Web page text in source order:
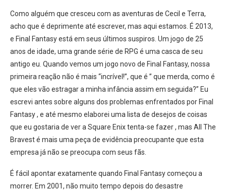
Como alguém que cresceu com as aventuras de Cecil e Terra,
acho que é deprimente até escrever, mas aqui estamos. É 2013,
e Final Fantasy está em seus últimos suspiros. Um jogo de 25
anos de idade, uma grande série de RPG é uma casca de seu
antigo eu. Quando vemos um jogo novo de Final Fantasy, nossa
primeira reação não é mais “incrível!”, que é ” que merda, como é
que eles vão estragar a minha infância assim em seguida?” Eu
escrevi antes sobre alguns dos problemas enfrentados por Final
Fantasy , e até mesmo elaborei uma lista de desejos de coisas
que eu gostaria de ver a Square Enix tenta-se fazer , mas All The
Bravest é mais uma peça de evidência preocupante que esta
empresa já não se preocupa com seus fãs.
É fácil apontar exatamente quando Final Fantasy começou a
morrer. Em 2001, não muito tempo depois do desastre